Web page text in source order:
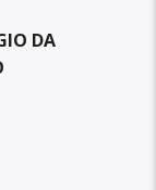
DA